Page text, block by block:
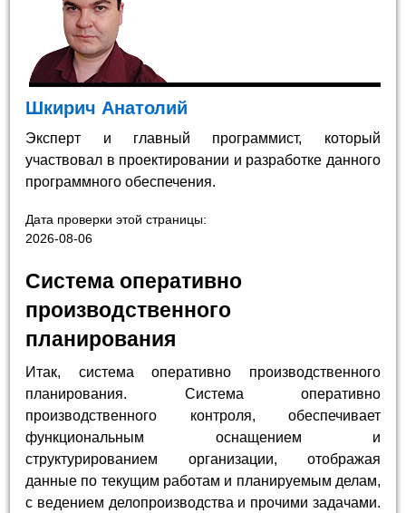
Шкирич Анатолий
Эксперт и главный программист, который
участвовал в проектировании и разработке данного
программного обеспечения.
Дата проверки этой страницы:
2026-08-06
Система оперативно
производственного
планирования
Итак, система оперативно производственного
планирования. Система оперативно
производственного контроля, обеспечивает
функциональным оснащением и
структурированием организации, отображая
данные по текущим работам и планируемым делам,
с ведением делопроизводства и прочими задачами.